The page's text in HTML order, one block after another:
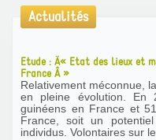
Actualités
Etude : Â« Etat des lieux et
France Â »
Relativement méconnue,
en pleine évolution. En
guinéens en France et
France, soit un
individus.